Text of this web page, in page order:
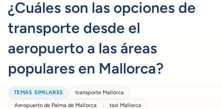
¿Cuáles son las opciones de
transporte desde el
aeropuerto a las áreas
populares en Mallorca?
TEMAS SIMILARES
transporte Mallorca
Aeropuerto de Palma de Mallorca
taxi Mallorca